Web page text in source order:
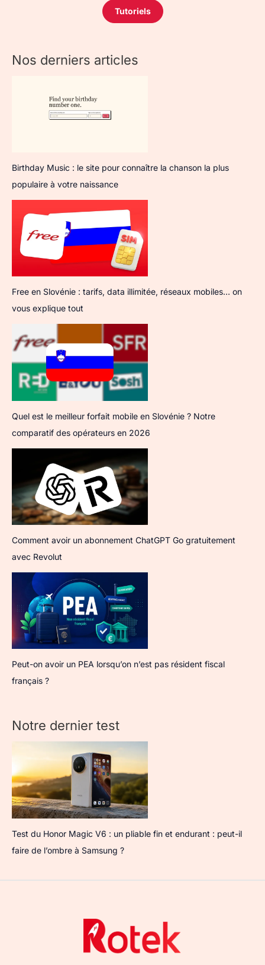
Tutoriels
Nos derniers articles
Birthday Music : le site pour connaître la chanson la plus
populaire à votre naissance
Free en Slovénie : tarifs, data illimitée, réseaux mobiles… on
vous explique tout
Quel est le meilleur forfait mobile en Slovénie ? Notre
comparatif des opérateurs en 2026
Comment avoir un abonnement ChatGPT Go gratuitement
avec Revolut
Peut-on avoir un PEA lorsqu’on n’est pas résident fiscal
français ?
Notre dernier test
Test du Honor Magic V6 : un pliable fin et endurant : peut-il
faire de l’ombre à Samsung ?